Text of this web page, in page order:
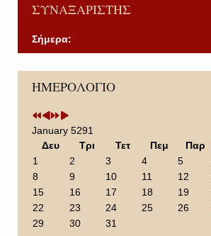
ΣΥΝΑΞΑΡΙΣΤΗΣ
Σήμερα:
ΗΜΕΡΟΛΟΓΙΟ
P
r
v
i
u
e
a
r
P
r
v
i
o
o
n
t
N
e
t
Y
e
N
e
t
M
January 5291
Δευ
Τρι Τετ Πεμ Παρ
1
2 3 4 5
8
9 10 11 12
15
16 17 18 19
22
23 24 25 26
29
30 31